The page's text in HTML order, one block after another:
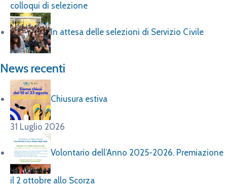
colloqui di selezione
In attesa delle selezioni di Servizio Civile
News recenti
Chiusura estiva
31 Luglio 2026
Volontario dell’Anno 2025-2026. Premiazione
il 2 ottobre allo Scorza